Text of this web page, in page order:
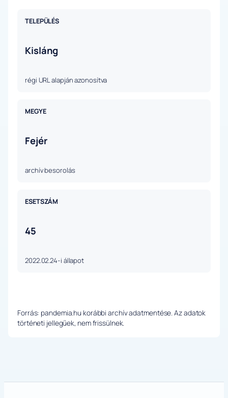
TELEPÜLÉS
Kisláng
régi URL alapján azonosítva
MEGYE
Fejér
archív besorolás
ESETSZÁM
45
2022.02.24-i állapot
Forrás: pandemia.hu korábbi archív adatmentése. Az adatok
történeti jellegűek, nem frissülnek.